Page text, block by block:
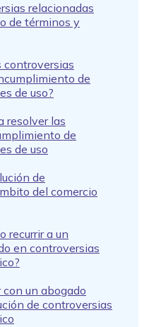
relacionadas
de términos y
controversias
de
de uso?
resolver las
de
de uso
de
del comercio
recurrir a un
en controversias
un abogado
de controversias